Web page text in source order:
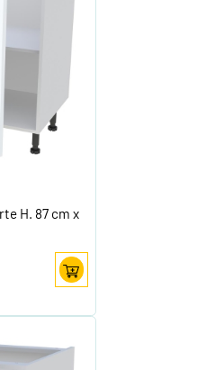
H. 87 cm x